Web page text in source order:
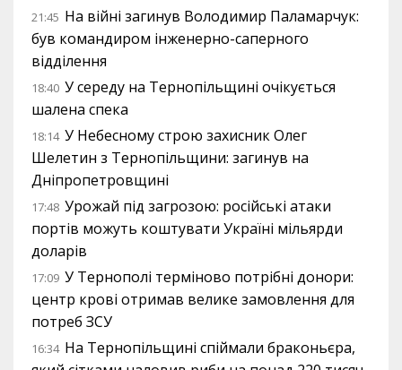
21:45 На війні загинув Володимир Паламарчук:
був командиром інженерно-саперного
відділення
18:40 У середу на Тернопільщині очікується
шалена спека
18:14 У Небесному строю захисник Олег
Шелетин з Тернопільщини: загинув на
Дніпропетровщині
17:48 Урожай під загрозою: російські атаки
портів можуть коштувати Україні мільярди
доларів
17:09 У Тернополі терміново потрібні донори:
центр крові отримав велике замовлення для
потреб ЗСУ
16:34 На Тернопільщині спіймали браконьєра,